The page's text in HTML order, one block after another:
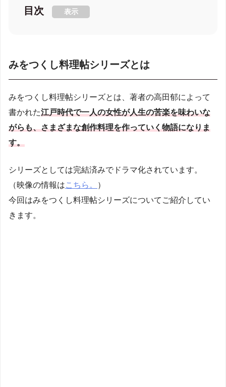
目次 表示
みをつくし料理帖シリーズとは
みをつくし料理帖シリーズとは、著者の高田郁によって
書かれた江戸時代で一人の女性が人生の苦楽を味わいな
がらも、さまざまな創作料理を作っていく物語になりま
す。
シリーズとしては完結済みでドラマ化されています。
（映像の情報はこちら。
）
今回はみをつくし料理帖シリーズについてご紹介してい
きます。